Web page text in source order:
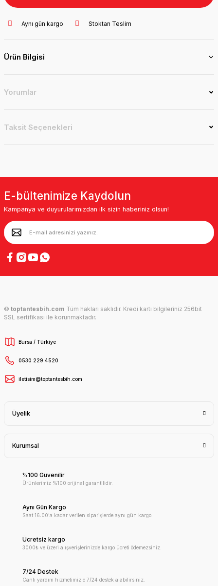
Aynı gün kargo Stoktan Teslim
Ürün Bilgisi
Yorumlar
Taksit Seçenekleri
E-bültenimize Kaydolun
Kampanya ve duyurularımızdan ilk sizin haberiniz olsun!
© toptantesbih.com Tüm hakları saklıdır. Kredi kartı bilgileriniz 256bit
SSL sertifikası ile korunmaktadır.
Bursa / Türkiye
0530 229 4520
iletisim@toptantesbih.com
Üyelik
Kurumsal
%100 Güvenilir
Ürünlerimiz %100 orijinal garantilidir.
Aynı Gün Kargo
Saat 16:00'a kadar verilen siparişlerde aynı gün kargo
Ücretsiz kargo
3000₺ ve üzeri alışverişlerinizde kargo ücreti ödemezsiniz.
7/24 Destek
Canlı yardım hizmetimizle 7/24 destek alabilirsiniz.